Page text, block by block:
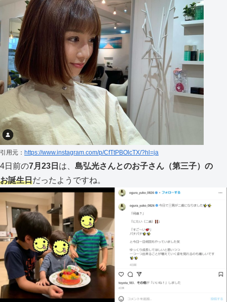
引用元： https://www.instagram.com/p/CfTtPBOlcTX/?hl=ja
4日前の7月23日 は、 島弘光さんとのお子さん（第三子）の
お誕生日だったようですね。